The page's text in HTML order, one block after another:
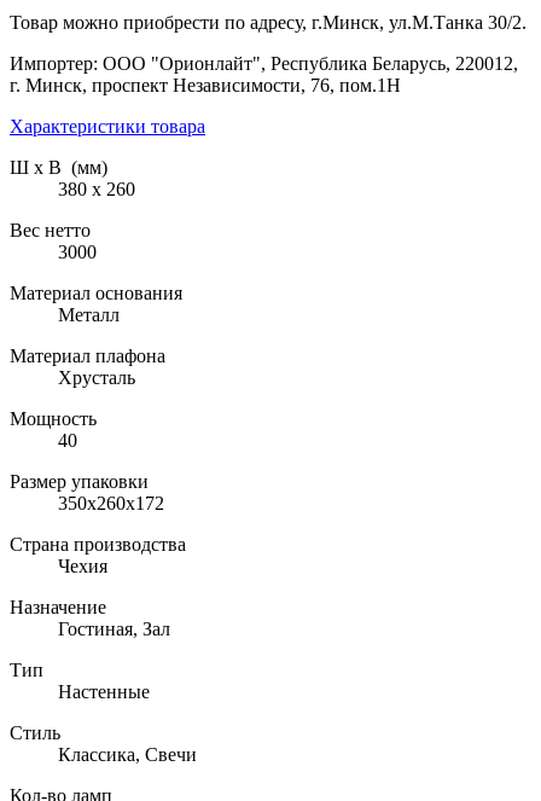
Товар можно приобрести по адресу, г.Минск, ул.М.Танка 30/2.
Импортер: ООО "Орионлайт", Республика Беларусь, 220012,
г. Минск, проспект Независимости, 76, пом.1Н
Характеристики товара
Ш х В (мм)
380 х 260
Вес нетто
3000
Материал основания
Металл
Материал плафона
Хрусталь
Мощность
40
Размер упаковки
350x260x172
Страна производства
Чехия
Назначение
Гостиная, Зал
Тип
Настенные
Стиль
Классика, Свечи
Кол-во ламп